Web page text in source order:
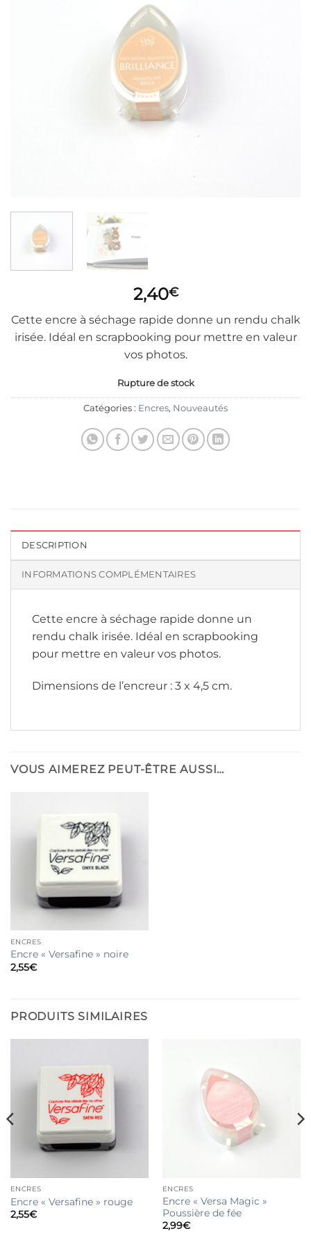
2,40€
Cette encre à séchage rapide donne un rendu chalk
irisée. Idéal en scrapbooking pour mettre en valeur
vos photos.
Rupture de stock
Catégories : Encres, Nouveautés
DESCRIPTION
INFORMATIONS COMPLÉMENTAIRES
Cette encre à séchage rapide donne un
rendu chalk irisée. Idéal en scrapbooking
pour mettre en valeur vos photos.
Dimensions de l’encreur : 3 x 4,5 cm.
VOUS AIMEREZ PEUT-ÊTRE AUSSI…
ENCRES
Encre « Versafine » noire
2,55€
PRODUITS SIMILAIRES
ENCRES
Encre « Versafine » rouge
2,55€
ENCRES
Encre « Versa Magic »
Poussière de fée
2,99€